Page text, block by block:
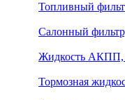
Топливный
Салонный
Жидкость АКПП,
Тормозная